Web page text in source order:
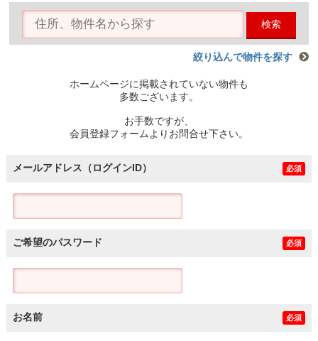
検索
絞り込んで物件を探す
ホームページに掲載されていない物件も
多数ございます。
お手数ですが、
会員登録フォームよりお問合せ下さい。
メールアドレス（ログインID） 必須
ご希望のパスワード 必須
お名前 必須